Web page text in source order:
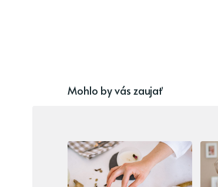
Mohlo by vás zaujať